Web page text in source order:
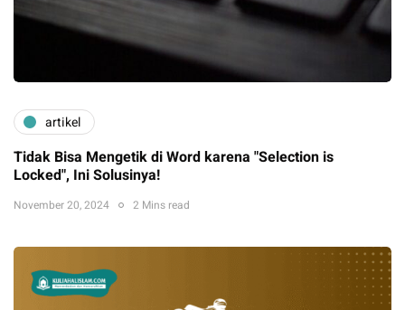
artikel
Tidak Bisa Mengetik di Word karena "Selection is
Locked", Ini Solusinya!
November 20, 2024 2 Mins read